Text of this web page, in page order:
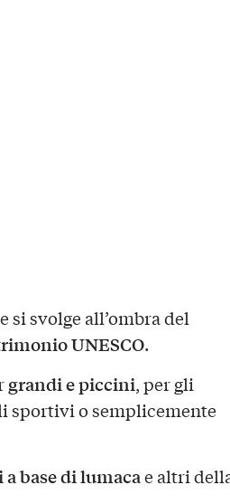
si svolge all’ombra del
UNESCO.
grandi e piccini, per gli
sportivi o semplicemente
base di lumacae altri